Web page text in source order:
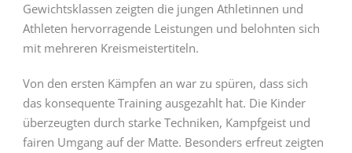
Gewichtsklassen zeigten die jungen Athletinnen und
Athleten hervorragende Leistungen und belohnten sich
mit mehreren Kreismeistertiteln.
Von den ersten Kämpfen an war zu spüren, dass sich
das konsequente Training ausgezahlt hat. Die Kinder
überzeugten durch starke Techniken, Kampfgeist und
fairen Umgang auf der Matte. Besonders erfreut zeigten